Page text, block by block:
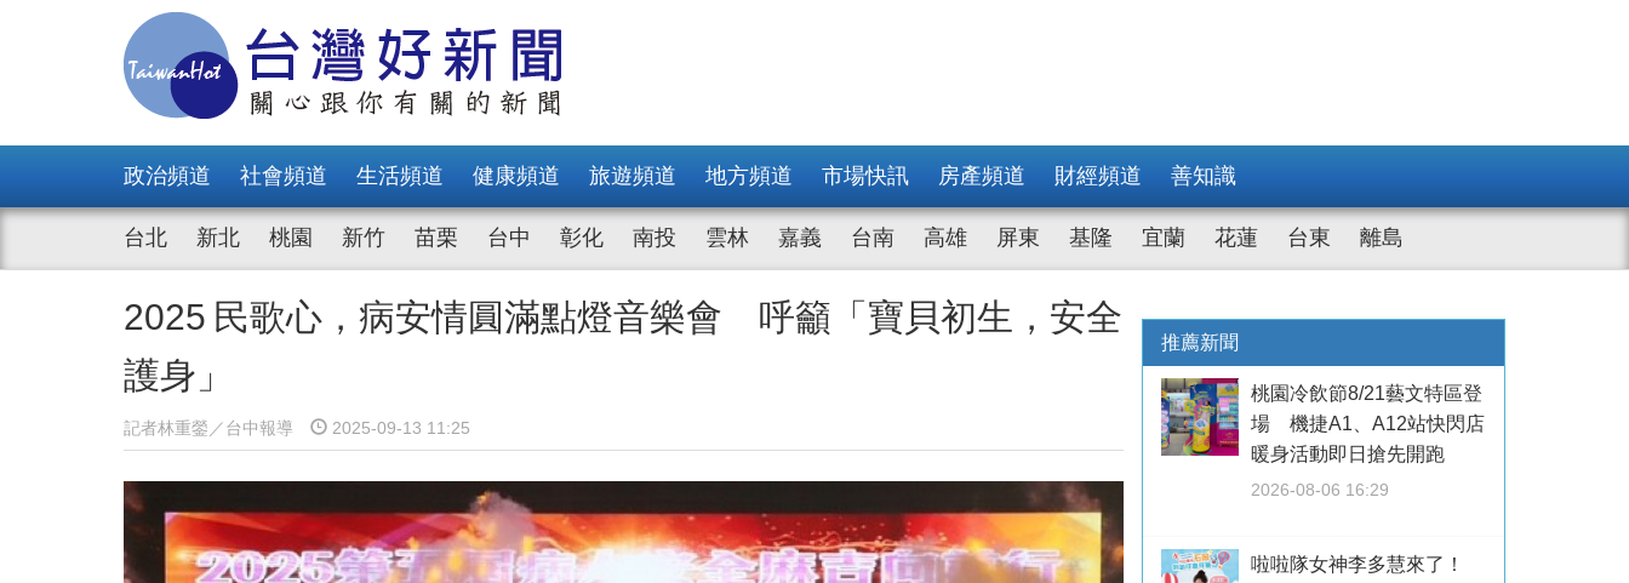
政治頻道 社會頻道 生活頻道 健康頻道 旅遊頻道 地方頻道 市場快訊 房產頻道 財經頻道 善知識
台北 新北 桃園 新竹 苗栗 台中 彰化 南投 雲林 嘉義 台南 高雄 屏東 基隆 宜蘭 花蓮 台東 離島
2025 民歌心，病安情圓滿點燈音樂會 呼籲「寶貝初生，安全
護身」
記者林重鎣／台中報導 2025-09-13 11:25
推薦新聞
桃園冷飲節8/21藝文特區登
場 機捷A1、A12站快閃店
暖身活動即日搶先開跑
2026-08-06 16:29
啦啦隊女神李多慧來了！